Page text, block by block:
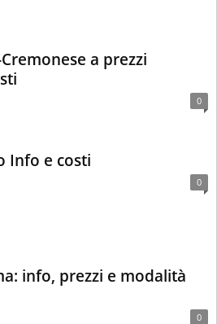
a prezzi
0
Info e costi
0
info, prezzi e modalità
0